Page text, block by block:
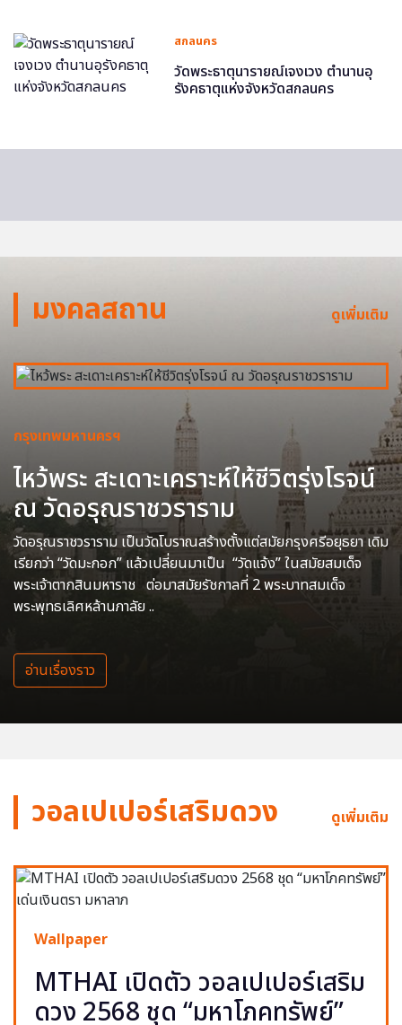
สกลนคร
วัดพระธาตุนารายณ์เจงเวง ตำนานอุ
รังคธาตุแห่งจังหวัดสกลนคร
มงคลสถาน ดูเพิ่มเติม
กรุงเทพมหานครฯ
ไหว้พระ สะเดาะเคราะห์ให้ชีวิตรุ่งโรจน์
ณ วัดอรุณราชวราราม
วัดอรุณราชวราราม เป็นวัดโบราณสร้างตั้งแต่สมัยกรุงศรีอยุธยา เดิม
เรียกว่า “วัดมะกอก” แล้วเปลี่ยนมาเป็น “วัดแจ้ง” ในสมัยสมเด็จ
พระเจ้าตากสินมหาราช ต่อมาสมัยรัชกาลที่ 2 พระบาทสมเด็จ
พระพุทธเลิศหล้านภาลัย ..
อ่านเรื่องราว
วอลเปเปอร์เสริมดวง ดูเพิ่มเติม
Wallpaper
MTHAI เปิดตัว วอลเปเปอร์เสริม
ดวง 2568 ชุด “มหาโภคทรัพย์”